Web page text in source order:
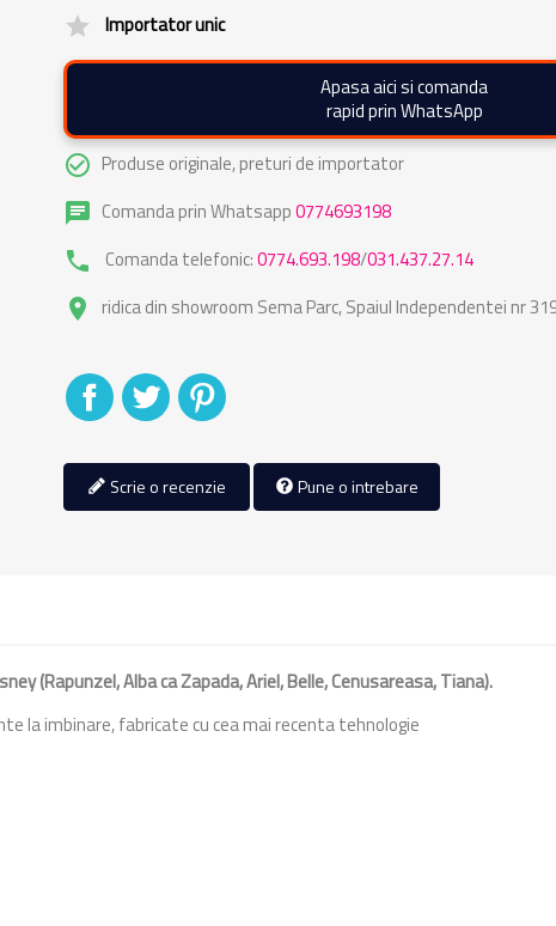
grade Importator unic
Apasa aici si comanda
rapid prin WhatsApp
check_circle_outline Produse originale, preturi de importator
chat Comanda prin Whatsapp0774693198
phone Comanda telefonic:0774.693.198/031.437.27.14
place ridica din showroom Sema Parc, Spaiul Independentei nr
DistribuitiTweet
Scrie o recenzie Pune o intrebare
(Rapunzel, Alba ca Zapada, Ariel, Belle, Cenusareasa, Tiana).
la imbinare, fabricate cu cea mai recenta tehnologie